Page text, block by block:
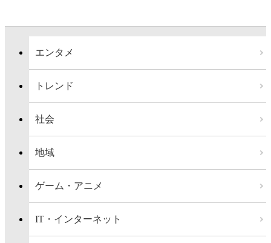
エンタメ
トレンド
社会
地域
ゲーム・アニメ
IT・インターネット